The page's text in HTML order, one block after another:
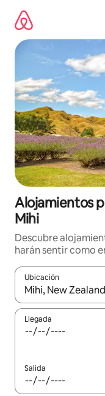
contenido
Alojamientos
Mihi
Descubre
harán sentir como
Ubicación
Cuando los
Llegada
Salida